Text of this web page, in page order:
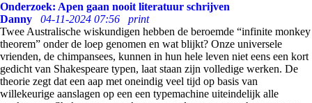
Onderzoek: Apen gaan nooit literatuur schrijven
Danny
04-11-2024 07:56
print
Twee Australische wiskundigen hebben de beroemde “infinite monkey
theorem” onder de loep genomen en wat blijkt? Onze universele
vrienden, de chimpansees, kunnen in hun hele leven niet eens een kort
gedicht van Shakespeare typen, laat staan zijn volledige werken. De
theorie zegt dat een aap met oneindig veel tijd op basis van
willekeurige aanslagen op een een typemachine uiteindelijk alle